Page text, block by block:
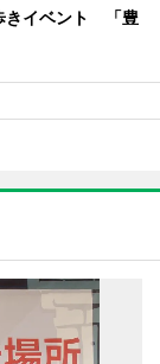
きイベント 「豊